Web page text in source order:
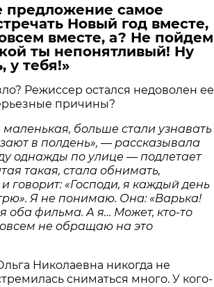
предложение самое
Новый год вместе,
вместе, а? Не пойдем
ты непонятливый! Ну
у тебя!»
Режиссер остался недоволен ее
причины?
больше стали узнавать
в полдень», — рассказывала
однажды по улице — подлетает
такая, стала обнимать,
говорит: «Господи, я каждый день
Я не понимаю. Она: «Варька!
оба фильма. А я… Может, кто-то
не обращаю на это
Николаевна никогда не
сниматься много. У кого-